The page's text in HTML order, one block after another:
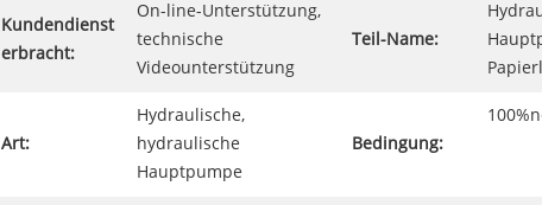
Kundendienst
erbracht:
On-line-Unterstützung,
technische
Videounterstützung
Teil-Name:
Art:
Hydraulische,
hydraulische
Hauptpumpe
Bedingung: